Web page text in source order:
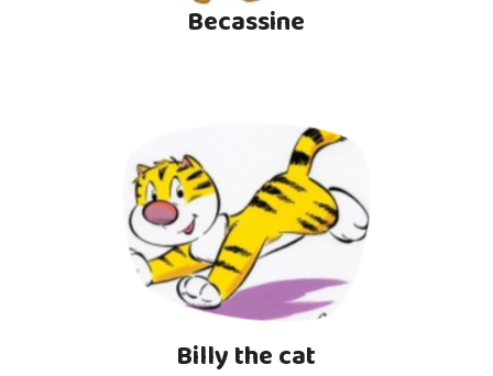
Becassine
Billy the cat